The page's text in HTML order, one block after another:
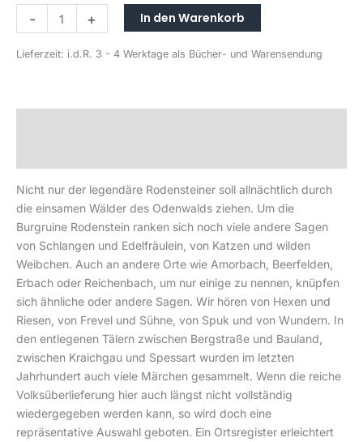
- + In den Warenkorb
Lieferzeit: i.d.R. 3 - 4 Werktage als Bücher- und Warensendung
Nicht nur der legendäre Rodensteiner soll allnächtlich durch
die einsamen Wälder des Odenwalds ziehen. Um die
Burgruine Rodenstein ranken sich noch viele andere Sagen
von Schlangen und Edelfräulein, von Katzen und wilden
Weibchen. Auch an andere Orte wie Amorbach, Beerfelden,
Erbach oder Reichenbach, um nur einige zu nennen, knüpfen
sich ähnliche oder andere Sagen. Wir hören von Hexen und
Riesen, von Frevel und Sühne, von Spuk und von Wundern. In
den entlegenen Tälern zwischen Bergstraße und Bauland,
zwischen Kraichgau und Spessart wurden im letzten
Jahrhundert auch viele Märchen gesammelt. Wenn die reiche
Volksüberlieferung hier auch längst nicht vollständig
wiedergegeben werden kann, so wird doch eine
repräsentative Auswahl geboten. Ein Ortsregister erleichtert